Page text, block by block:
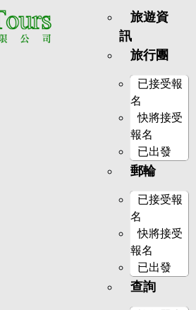
旅遊資
訊
旅行團
已接受報
名
快將接受
報名
已出發
郵輪
已接受報
名
快將接受
報名
已出發
查詢